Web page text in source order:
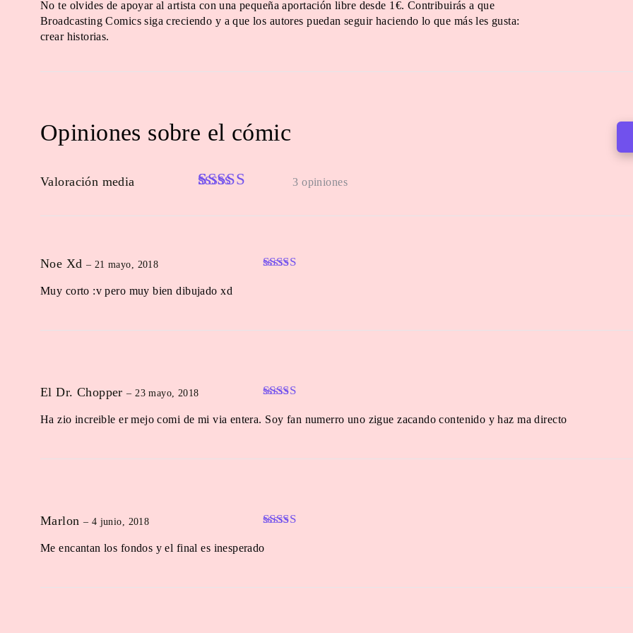
No te olvides de apoyar al artista con una pequeña aportación libre desde 1€. Contribuirás a que
Broadcasting Comics siga creciendo y a que los autores puedan seguir haciendo lo que más les gusta:
crear historias.
Opiniones sobre el cómic
Valoración media
out of 5
3 opiniones
Noe Xd – 21 mayo, 2018
Muy corto :v pero muy bien dibujado xd
5de 5
El Dr. Chopper– 23 mayo, 2018
Ha zio increible er mejo comi de mi via entera. Soy fan numerro uno zigue zacando contenido y haz ma directo
5
Marlon – 4 junio, 2018
Me encantan los fondos y el final es inesperado